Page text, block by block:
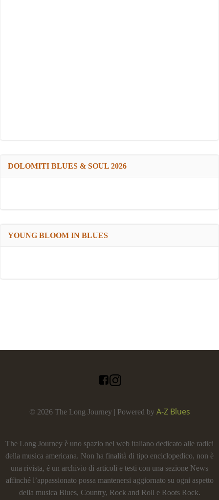
DOLOMITI BLUES & SOUL 2026
YOUNG BLOOM IN BLUES
© 2026 The Long Journey | Powered by A-Z Blues
The Long Journey è uno spazio nel web italiano dedicato alle radici
della musica americana. Non ha finalità di tipo enciclopedico, non è
una rivista, é un archivio di articoli e testi con una sezione News
affinché l’appassionato possa mantenersi aggiornato su ogni aspetto
della musica Blues, Country, Rock and Roll e Roots Rock.